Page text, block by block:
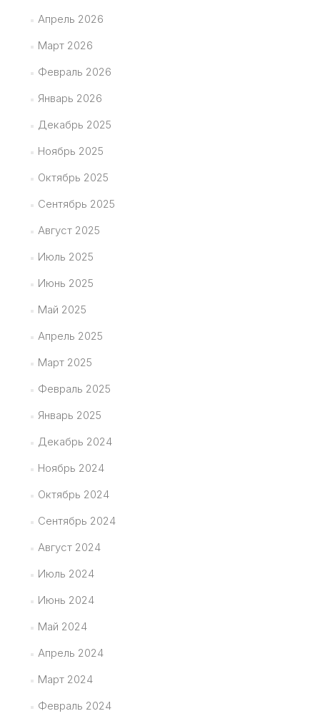
Апрель 2026
Март 2026
Февраль 2026
Январь 2026
Декабрь 2025
Ноябрь 2025
Октябрь 2025
Сентябрь 2025
Август 2025
Июль 2025
Июнь 2025
Май 2025
Апрель 2025
Март 2025
Февраль 2025
Январь 2025
Декабрь 2024
Ноябрь 2024
Октябрь 2024
Сентябрь 2024
Август 2024
Июль 2024
Июнь 2024
Май 2024
Апрель 2024
Март 2024
Февраль 2024